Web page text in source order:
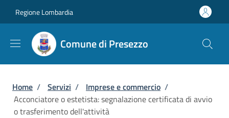
Regione Lombardia
Comune di Presezzo
Briciole di pane
Home / Servizi / Imprese e commercio /
Acconciatore o estetista: segnalazione certificata di avvio
o trasferimento dell'attività